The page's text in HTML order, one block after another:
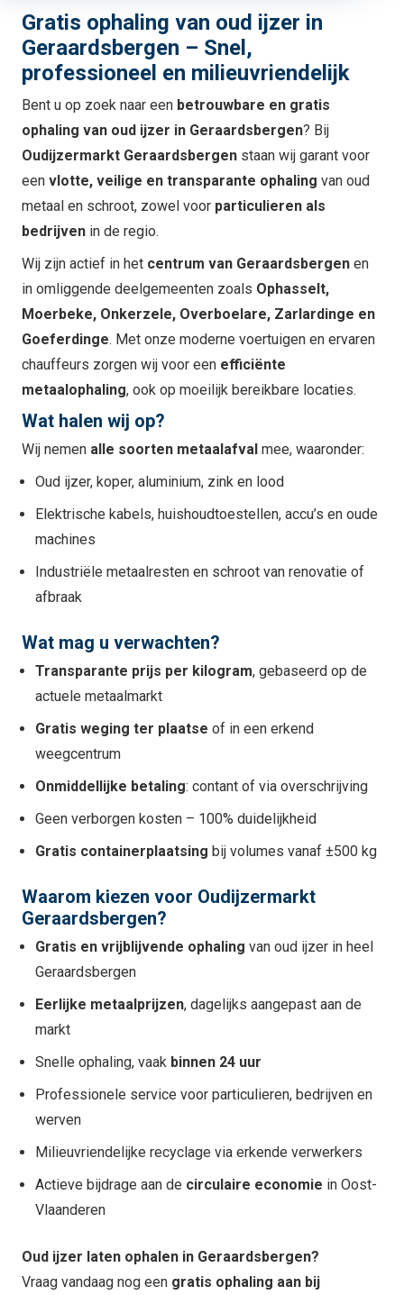
Gratis ophaling van oud ijzer in
Geraardsbergen – Snel,
professioneel en milieuvriendelijk
Bent u op zoek naar een betrouwbare en gratis
ophaling van oud ijzer in Geraardsbergen? Bij
Oudijzermarkt Geraardsbergen staan wij garant voor
een vlotte, veilige en transparante ophaling van oud
metaal en schroot, zowel voor particulieren als
bedrijven in de regio.
Wij zijn actief in het centrum van Geraardsbergen en
in omliggende deelgemeenten zoals Ophasselt,
Moerbeke, Onkerzele, Overboelare, Zarlardinge en
Goeferdinge. Met onze moderne voertuigen en ervaren
chauffeurs zorgen wij voor een efficiënte
metaalophaling, ook op moeilijk bereikbare locaties.
Wat halen wij op?
Wij nemen alle soorten metaalafval mee, waaronder:
Oud ijzer, koper, aluminium, zink en lood
Elektrische kabels, huishoudtoestellen, accu’s en oude
machines
Industriële metaalresten en schroot van renovatie of
afbraak
Wat mag u verwachten?
Transparante prijs per kilogram, gebaseerd op de
actuele metaalmarkt
Gratis weging ter plaatse of in een erkend
weegcentrum
Onmiddellijke betaling: contant of via overschrijving
Geen verborgen kosten – 100% duidelijkheid
Gratis containerplaatsing bij volumes vanaf ±500 kg
Waarom kiezen voor Oudijzermarkt
Geraardsbergen?
Gratis en vrijblijvende ophaling van oud ijzer in heel
Geraardsbergen
Eerlijke metaalprijzen, dagelijks aangepast aan de
markt
Snelle ophaling, vaak binnen 24 uur
Professionele service voor particulieren, bedrijven en
werven
Milieuvriendelijke recyclage via erkende verwerkers
Actieve bijdrage aan de circulaire economie in Oost-
Vlaanderen
Oud ijzer laten ophalen in Geraardsbergen?
Vraag vandaag nog een gratis ophaling aan bij